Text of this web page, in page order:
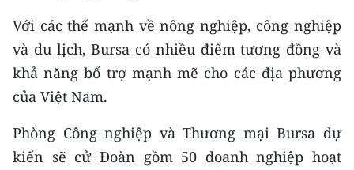
CÁC CHUYÊN TRANG
VỀ BÁO NHÂN DÂN
NHÂN DÂN CUỐI TUẦN
Với các thế mạnh về nông nghiệp, công nghiệp
và du lịch, Bursa có nhiều điểm tương đồng và
khả năng bổ trợ mạnh mẽ cho các địa phương
của Việt Nam.
Phòng Công nghiệp và Thương mại Bursa dự
kiến sẽ cử Đoàn gồm 50 doanh nghiệp hoạt